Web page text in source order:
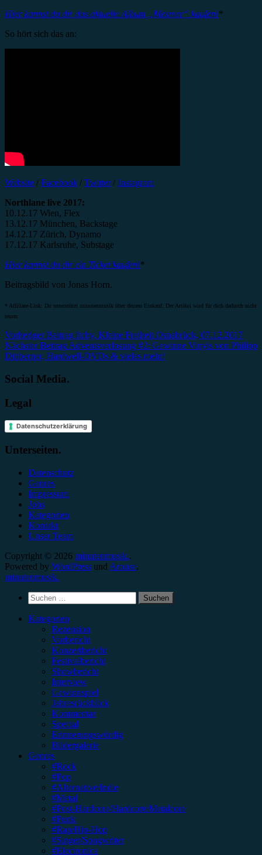
Hier kannst du dir das aktuelle Album „Mesmer“ kaufen!*
So hört sich das an:
Website / Facebook / Twitter/ Instagram
Northlane live 2017:
10.12.17 Wien, Flex
13.12.17 München, Backstage
14.12.17 Zürich, Dynamo
17.12.17 Karlsruhe, Substage
Hier kannst du dir ein Ticket kaufen!*
Beitragsbild von Jonas Horn.
* Affiliate-Link: Du unterstützt minutenmusik über deinen Einkauf. Der Artikel wird für dich dadurch nicht
teurer.
Beitragsnavigation
Vorheriger Beitrag Itchy, Kleine Freiheit Osnabrück, 07.12.2017
Nächster Beitrag Adventsverlosung #2: Gewinne Vinyls von Philipp
Dittberner, Hardwell-DVDs & vieles mehr!
Social Media.
Legal
Datenschutzerklärung
Unterseiten.
Datenschutz
Genres
Impressum
Jobs
Kategorien
Kontakt
Unser Team
Copyright © 2026 minutenmusik..
Powered by WordPress und Arouse.
minutenmusik.
Suchen
nach:
Kategorien
Rezension
Vorbericht
Konzertbericht
Festivalbericht
Showbericht
Interview
Gewinnspiel
Jahresrückblick
Kommentar
Special
Erinnerungswürdig
Bildergalerie
Genres
#Rock
#Pop
#Alternative/Indie
#Metal
#Post-Hardcore/Hardcore/Metalcore
#Punk
#Rap/Hip-Hop
#Singer/Songwriter
#Electronica